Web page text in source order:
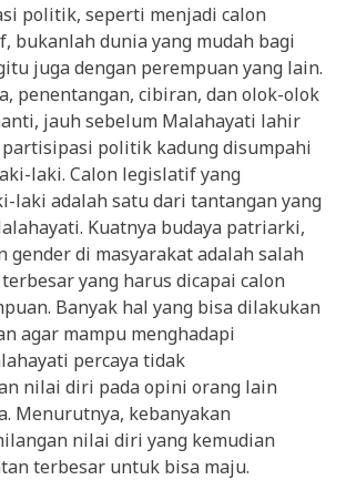
politik, seperti menjadi calon
bukanlah dunia yang mudah bagi
juga dengan perempuan yang lain.
penentangan, cibiran, dan olok-olok
jauh sebelum Malahayati lahir
politik kadung disumpahi
laki. Calon legislatif yang
laki adalah satu dari tantangan yang
Kuatnya budaya patriarki,
gender di masyarakat adalah salah
yang harus dicapai calon
Banyak hal yang bisa dilakukan
agar mampu menghadapi
percaya tidak
nilai diri pada opini orang lain
Menurutnya, kebanyakan
nilai diri yang kemudian
terbesar untuk bisa maju.